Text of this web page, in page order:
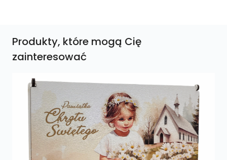
Produkty, które mogą Cię
zainteresować